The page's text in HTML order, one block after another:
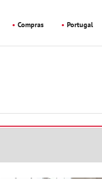
Compras Portugal